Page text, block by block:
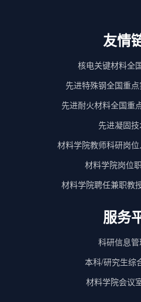
友情
核电关键材料全
先进特殊钢全国重点
先进耐火材料全国重
先进凝固
材料学院教师科研岗
材料学院岗位
材料学院聘任兼职教
服务
科研信息
本科/研究生综
材料学院会议